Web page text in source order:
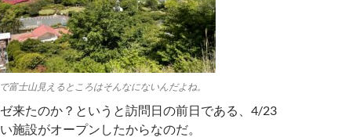
富士山見えるところはそんなにないんだよね。
来たのか？というと訪問日の前日である、4/23
施設がオープンしたからなのだ。